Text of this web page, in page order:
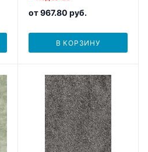
от967.80 руб.
В КОРЗИНУ